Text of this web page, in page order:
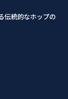
伝統的なホップの